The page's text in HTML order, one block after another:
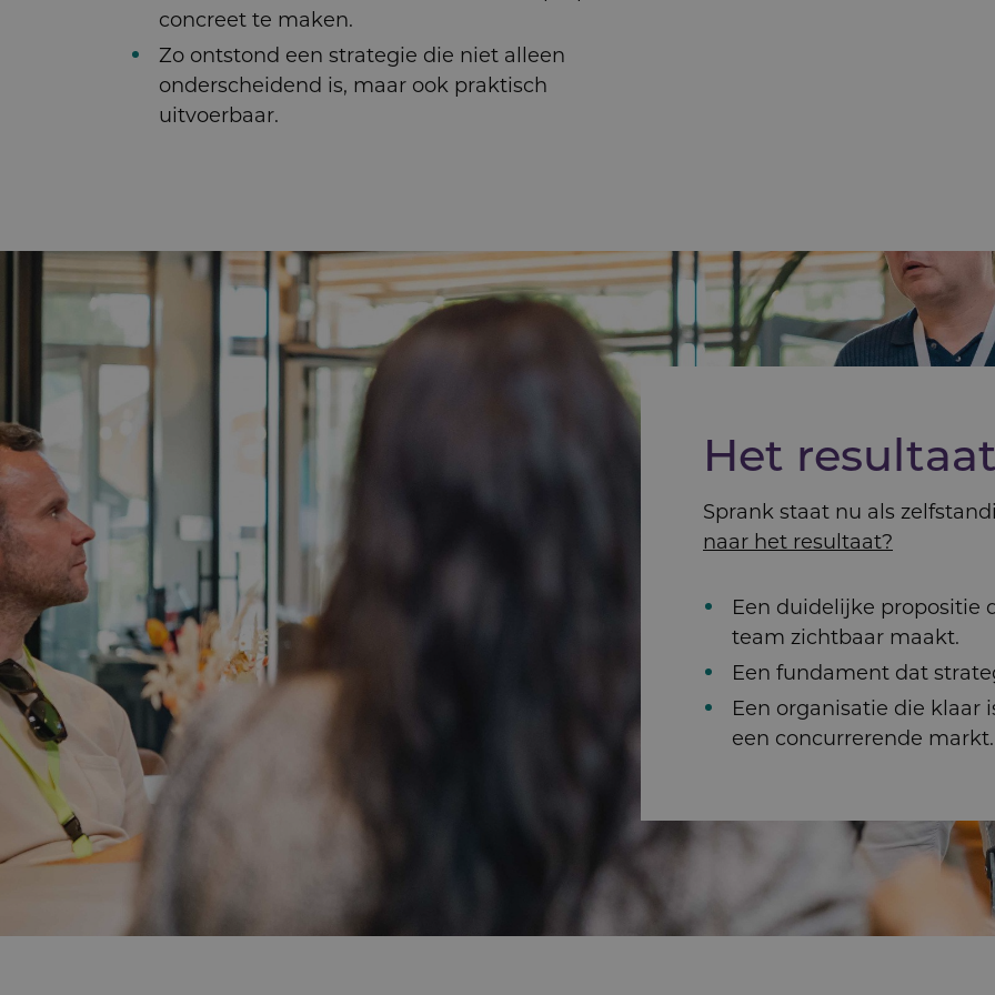
concreet te maken.
Zo ontstond een strategie die niet alleen
onderscheidend is, maar ook praktisch
uitvoerbaar.
Het
Sprank staat nu als
naar het resultaat?
Een duidelijke propositie
team zichtbaar maakt.
Een fundament dat
Een organisatie die klaar
een concurrerende markt.